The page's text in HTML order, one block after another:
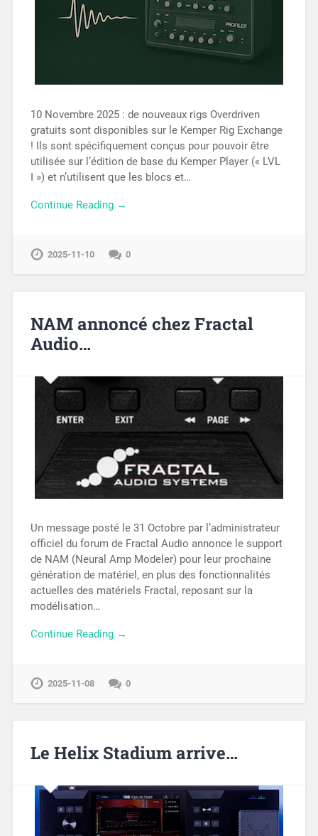
10 Novembre 2025 : de nouveaux rigs Overdriven
gratuits sont disponibles sur le Kemper Rig Exchange
! Ils sont spécifiquement conçus pour pouvoir être
utilisée sur l’édition de base du Kemper Player (« LVL
I ») et n’utilisent que les blocs et…
Continue Reading →
2025-11-10 0
NAM annoncé chez Fractal
Audio…
Un message posté le 31 Octobre par l’administrateur
officiel du forum de Fractal Audio annonce le support
de NAM (Neural Amp Modeler) pour leur prochaine
génération de matériel, en plus des fonctionnalités
actuelles des matériels Fractal, reposant sur la
modélisation…
Continue Reading →
2025-11-08 0
Le Helix Stadium arrive…